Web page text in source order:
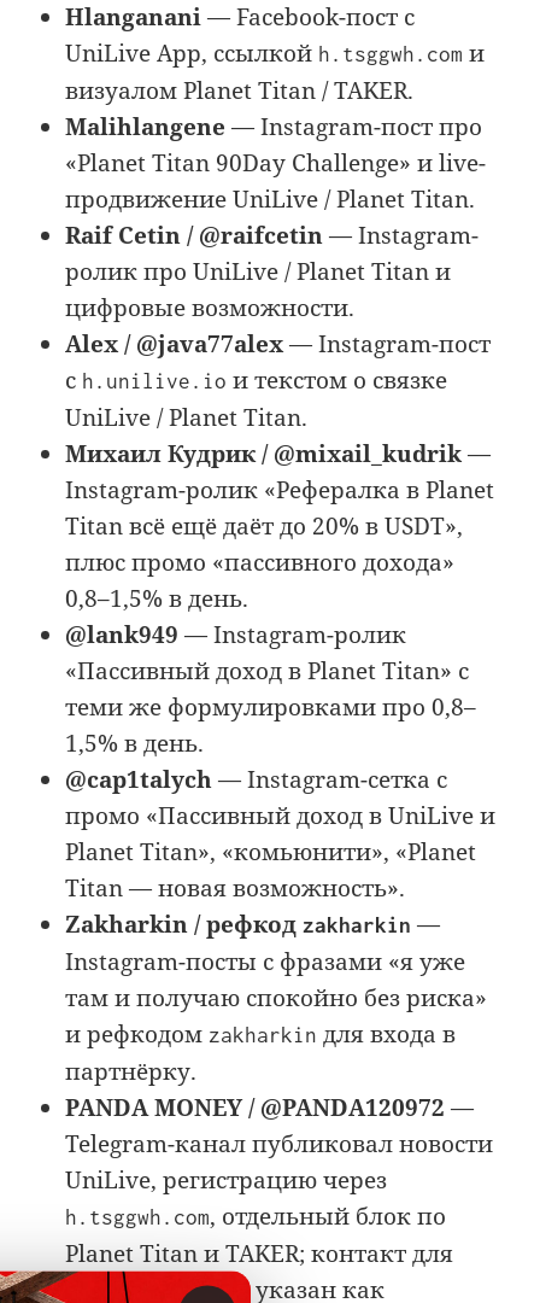
Hlanganani— Facebook-пост с
UniLive App, ссылкой h.tsggwh.com и
визуалом Planet Titan / TAKER.
Malihlangene — Instagram-пост про
«Planet Titan 90Day Challenge» и live-
продвижение UniLive / Planet Titan.
Raif Cetin / @raifcetin— Instagram-
ролик про UniLive / Planet Titan и
цифровые возможности.
Alex / @java77alex— Instagram-пост
с h.unilive.io и текстом о связке
UniLive / Planet Titan.
Михаил Кудрик / @mixail_kudrik—
Instagram-ролик «Рефералка в Planet
Titan всё ещё даёт до 20% в USDT»,
плюс промо «пассивного дохода»
0,8–1,5% в день.
@lank949 — Instagram-ролик
«Пассивный доход в Planet Titan» с
теми же формулировками про 0,8–
1,5% в день.
@cap1talych— Instagram-сетка с
промо «Пассивный доход в UniLive и
Planet Titan», «комьюнити», «Planet
Titan — новая возможность».
Zakharkin / рефкодzakharkin —
Instagram-посты с фразами «я уже
там и получаю спокойно без риска»
и рефкодом zakharkin для входа в
партнёрку.
PANDA MONEY / @PANDA120972 —
Telegram-канал публиковал новости
UniLive, регистрацию через
h.tsggwh.com, отдельный блок по
Planet Titan и TAKER; контакт для
сотрудничества указан как